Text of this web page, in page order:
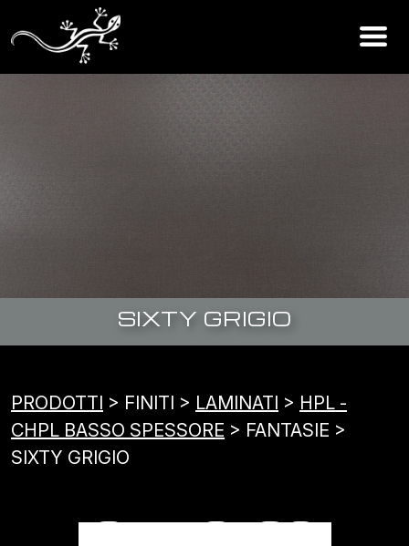
SIXTY GRIGIO
PRODOTTI > FINITI > LAMINATI > HPL -
CHPL BASSO SPESSORE > FANTASIE >
SIXTY GRIGIO
SIXTY GRIGIO